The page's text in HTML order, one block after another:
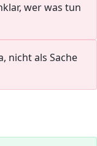
wer was tun
nicht als Sache